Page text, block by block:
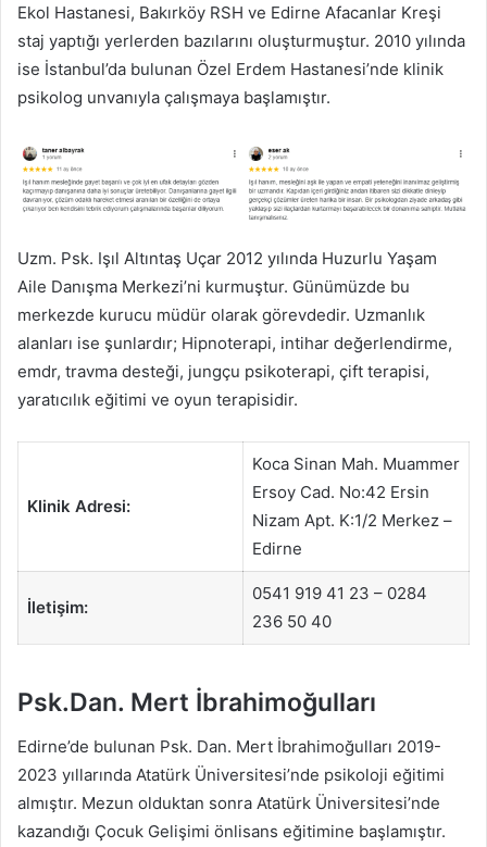
Ekol Hastanesi, Bakırköy RSH ve Edirne Afacanlar Kreşi
staj yaptığı yerlerden bazılarını oluşturmuştur. 2010 yılında
ise İstanbul’da bulunan Özel Erdem Hastanesi’nde klinik
psikolog unvanıyla çalışmaya başlamıştır.
Uzm. Psk. Işıl Altıntaş Uçar 2012 yılında Huzurlu Yaşam
Aile Danışma Merkezi’ni kurmuştur. Günümüzde bu
merkezde kurucu müdür olarak görevdedir. Uzmanlık
alanları ise şunlardır; Hipnoterapi, intihar değerlendirme,
emdr, travma desteği, jungçu psikoterapi, çift terapisi,
yaratıcılık eğitimi ve oyun terapisidir.
Klinik Adresi:
Koca Sinan Mah. Muammer
Ersoy Cad. No:42 Ersin
Nizam Apt. K:1/2 Merkez –
Edirne
İletişim:
0541 919 41 23 – 0284
236 50 40
Psk.Dan. Mert İbrahimoğulları
Edirne’de bulunan Psk. Dan. Mert İbrahimoğulları 2019-
2023 yıllarında Atatürk Üniversitesi’nde psikoloji eğitimi
almıştır. Mezun olduktan sonra Atatürk Üniversitesi’nde
kazandığı Çocuk Gelişimi önlisans eğitimine başlamıştır.